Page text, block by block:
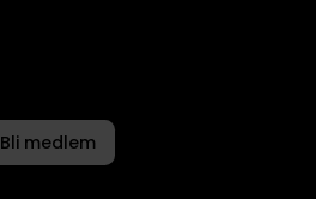
Bli medlem